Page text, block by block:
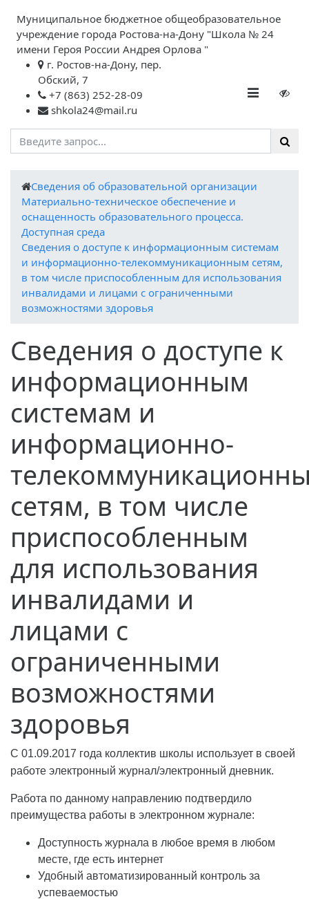
Муниципальное бюджетное общеобразовательное
учреждение города Ростова-на-Дону "Школа № 24
имени Героя России Андрея Орлова "
г. Ростов-на-Дону, пер.
Обский, 7
+7 (863) 252-28-09
shkola24@mail.ru
Cведения об образовательной организации
Материально-техническое обеспечение и
оснащенность образовательного процесса.
Доступная среда
Сведения о доступе к информационным системам
и информационно-телекоммуникационным сетям,
в том числе приспособленным для использования
инвалидами и лицами с ограниченными
возможностями здоровья
Сведения о доступе к
информационным
системам и
информационно-
сетям, в том числе
приспособленным
для использования
инвалидами и
лицами с
ограниченными
возможностями
здоровья
С 01.09.2017 года коллектив школы использует в своей
работе электронный журнал/электронный дневник.
Работа по данному направлению подтвердило
преимущества работы в электронном журнале:
Доступность журнала в любое время в любом
месте, где есть интернет
Удобный автоматизированный контроль за
успеваемостью